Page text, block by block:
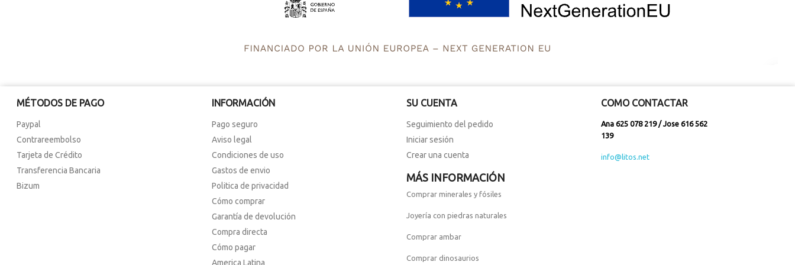
MÉTODOS DE PAGO
Paypal
Contrareembolso
Tarjeta de Crédito
Transferencia Bancaria
Bizum
INFORMACIÓN
Pago seguro
Aviso legal
Condiciones de uso
Gastos de envio
Politica de privacidad
Cómo comprar
Garantía de devolución
Compra directa
Cómo pagar
America Latina
SU CUENTA
Seguimiento del pedido
Iniciar sesión
Crear una cuenta
COMO CONTACTAR
Ana 625 078 219 / Jose 616 562
139
info@litos.net
MÁS INFORMACIÓN
Comprar minerales y fósiles
Joyería con piedras naturales
Comprar ambar
Comprar dinosaurios